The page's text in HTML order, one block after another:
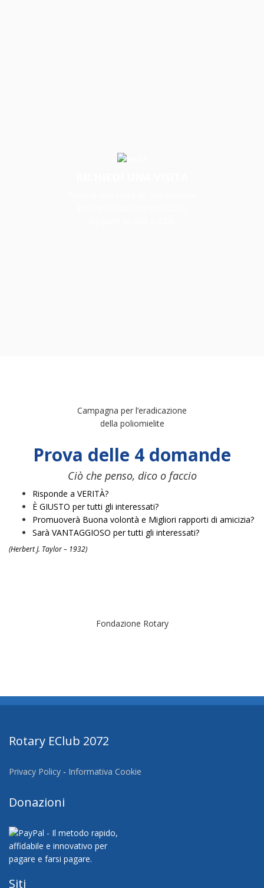
Campagna per l’eradicazione
della poliomielite
Prova delle 4 domande
Ciò che penso, dico o faccio
Risponde a VERITÀ?
È GIUSTO per tutti gli interessati?
Promuoverà Buona volontà e Migliori rapporti di amicizia?
Sarà VANTAGGIOSO per tutti gli interessati?
(Herbert J. Taylor – 1932)
Fondazione Rotary
Rotary EClub 2072
Privacy Policy - Informativa Cookie
Donazioni
Siti